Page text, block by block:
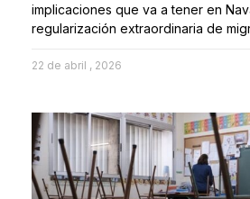
implicaciones que va a tener en
regularización extraordinaria de
22 de abril , 2026